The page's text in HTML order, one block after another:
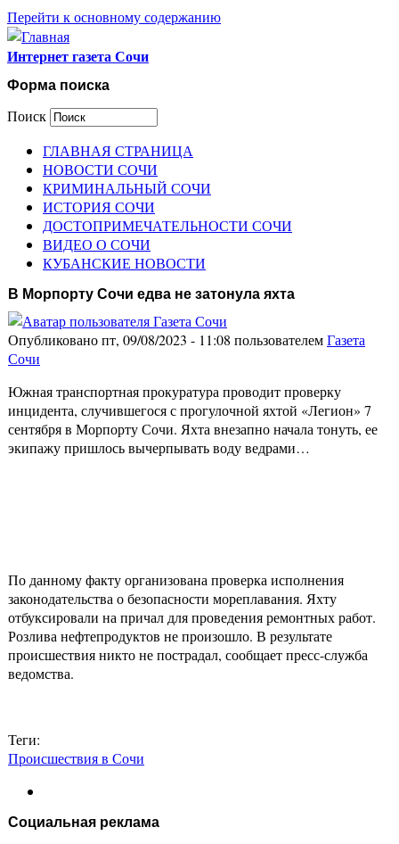
Перейти к основному содержанию
Интернет газета Сочи
Форма поиска
Поиск
ГЛАВНАЯ СТРАНИЦА
НОВОСТИ СОЧИ
КРИМИНАЛЬНЫЙ СОЧИ
ИСТОРИЯ СОЧИ
ДОСТОПРИМЕЧАТЕЛЬНОСТИ СОЧИ
ВИДЕО О СОЧИ
КУБАНСКИЕ НОВОСТИ
В Морпорту Сочи едва не затонула яхта
Опубликовано пт, 09/08/2023 - 11:08 пользователемГазета
Сочи
Южная транспортная прокуратура проводит проверку
инцидента, случившегося с прогулочной яхтой «Легион» 7
сентября в Морпорту Сочи. Яхта внезапно начала тонуть, ее
экипажу пришлось вычерпывать воду ведрами…
По данному факту организована проверка исполнения
законодательства о безопасности мореплавания. Яхту
отбуксировали на причал для проведения ремонтных работ.
Розлива нефтепродуктов не произошло. В результате
происшествия никто не пострадал, сообщает пресс-служба
ведомства.
Теги:
Происшествия в Сочи
Социальная реклама